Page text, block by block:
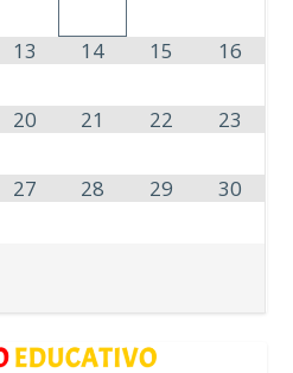
13 14 15 16
20 21 22 23
27 28 29 30